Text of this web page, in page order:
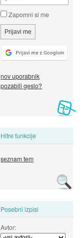
Zapomni si me
nov uporabnik
pozabili geslo?
Hitre funkcije
seznam tem
Posebni izpisi
Avtor: